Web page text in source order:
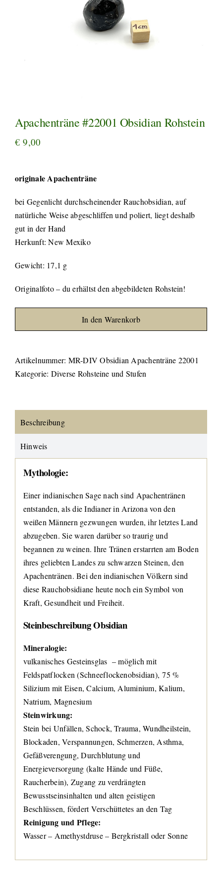
Apachenträne #22001 Obsidian Rohstein
€ 9,00
originale Apachenträne
bei Gegenlicht durchscheinender Rauchobsidian, auf
natürliche Weise abgeschliffen und poliert, liegt deshalb
gut in der Hand
Herkunft: New Mexiko
Gewicht: 17,1 g
Originalfoto – du erhältst den abgebildeten Rohstein!
In den Warenkorb
Artikelnummer: MR-DIV Obsidian Apachenträne 22001
Kategorie: Diverse Rohsteine und Stufen
Beschreibung
Hinweis
Mythologie:
Einer indianischen Sage nach sind Apachentränen
entstanden, als die Indianer in Arizona von den
weißen Männern gezwungen wurden, ihr letztes Land
abzugeben. Sie waren darüber so traurig und
begannen zu weinen. Ihre Tränen erstarrten am Boden
ihres geliebten Landes zu schwarzen Steinen, den
Apachentränen. Bei den indianischen Völkern sind
diese Rauchobsidiane heute noch ein Symbol von
Kraft, Gesundheit und Freiheit.
Steinbeschreibung Obsidian
Mineralogie:
vulkanisches Gesteinsglas – möglich mit
Feldspatflocken (Schneeflockenobsidian), 75 %
Silizium mit Eisen, Calcium, Aluminium, Kalium,
Natrium, Magnesium
Steinwirkung:
Stein bei Unfällen, Schock, Trauma, Wundheilstein,
Blockaden, Verspannungen, Schmerzen, Asthma,
Gefäßverengung, Durchblutung und
Energieversorgung (kalte Hände und Füße,
Raucherbein), Zugang zu verdrängten
Bewusstseinsinhalten und alten geistigen
Beschlüssen, fördert Verschüttetes an den Tag
Reinigung und Pflege:
Wasser – Amethystdruse – Bergkristall oder Sonne